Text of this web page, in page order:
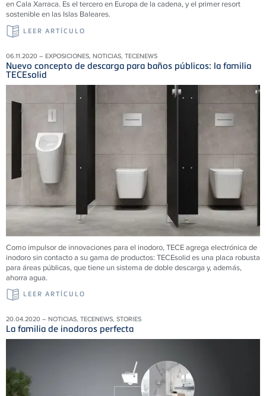
en Cala Xarraca. Es el tercero en Europa de la cadena, y el primer resort
sostenible en las Islas Baleares.
LEER ARTÍCULO
06.11.2020 – EXPOSICIONES, NOTICIAS, TECENEWS
Nuevo concepto de descarga para baños públicos: la familia
TECEsolid
Como impulsor de innovaciones para el inodoro, TECE agrega electrónica de
inodoro sin contacto a su gama de productos: TECEsolid es una placa robusta
para áreas públicas, que tiene un sistema de doble descarga y, además,
ahorra agua.
LEER ARTÍCULO
20.04.2020 – NOTICIAS, TECENEWS, STORIES
La familia de inodoros perfecta